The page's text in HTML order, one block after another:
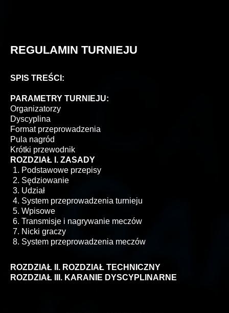
REGULAMIN TURNIEJU
SPIS TREŚCI:
PARAMETRY TURNIEJU:
Organizatorzy
Dyscyplina
Format przeprowadzenia
Pula nagród
Krótki przewodnik
ROZDZIAŁ I. ZASADY
Podstawowe przepisy
Sędziowanie
Udział
System przeprowadzenia turnieju
Wpisowe
Transmisje i nagrywanie meczów
Nicki graczy
System przeprowadzenia meczów
ROZDZIAŁ II. ROZDZIAŁ TECHNICZNY
ROZDZIAŁ III. KARANIE DYSCYPLINARNE